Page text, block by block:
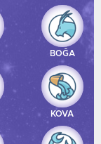
BOĞA
KOVA